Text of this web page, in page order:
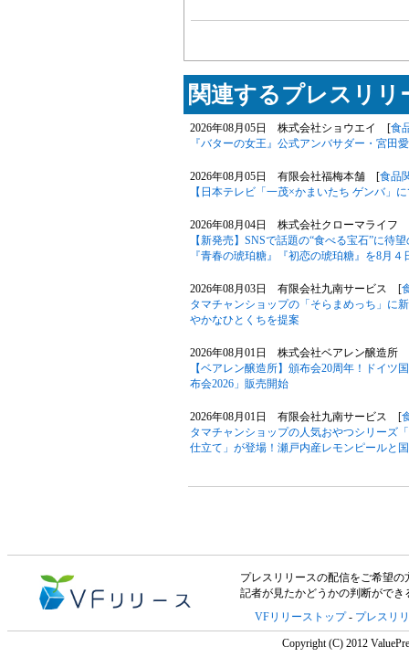
関連するプレスリリ
2026年08月05日 株式会社ショウエイ [食
『バターの女王』公式アンバサダー・宮
2026年08月05日 有限会社福梅本舗 [食品
【日本テレビ「一茂×かまいたち ゲンバ」
2026年08月04日 株式会社クローマライフ
【新発売】SNSで話題の“食べる宝石”に待
『青春の琥珀糖』『初恋の琥珀糖』を8月４
2026年08月03日 有限会社九南サービス [
タマチャンショップの「そらまめっち」に
やかなひとくちを提案
2026年08月01日 株式会社ベアレン醸造所
【ベアレン醸造所】頒布会20周年！ドイ
布会2026」販売開始
2026年08月01日 有限会社九南サービス [
タマチャンショップの人気おやつシリーズ
仕立て」が登場！瀬戸内産レモンピールと
プレスリリースの配信をご希望の
記者が見たかどうかの判断がで
VFリリーストップ- プレスリ
Copyright (C) 2012